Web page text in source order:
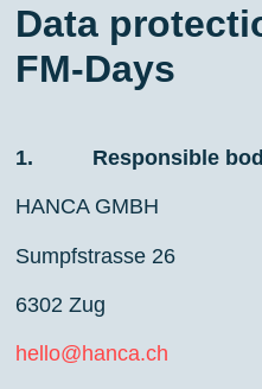
Data
FM-Days
1. Responsible
HANCA GMBH
Sumpfstrasse 26
6302 Zug
hello@hanca.ch